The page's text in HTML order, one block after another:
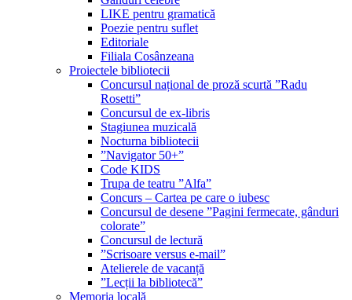
LIKE pentru gramatică
Poezie pentru suflet
Editoriale
Filiala Cosânzeana
Proiectele bibliotecii
Concursul național de proză scurtă ”Radu
Rosetti”
Concursul de ex-libris
Stagiunea muzicală
Nocturna bibliotecii
”Navigator 50+”
Code KIDS
Trupa de teatru ”Alfa”
Concurs – Cartea pe care o iubesc
Concursul de desene ”Pagini fermecate, gânduri
colorate”
Concursul de lectură
”Scrisoare versus e-mail”
Atelierele de vacanță
”Lecții la bibliotecă”
Memoria locală